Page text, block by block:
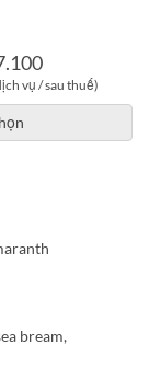
vụ / sau thuế)
bream,